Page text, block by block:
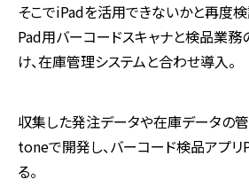
そこでiPadを活用できないかと再度検
Pad用バーコードスキャナと検品業
け、在庫管理システムと合わせ導入。
収集した発注データや在庫データの
toneで開発し、バーコード検品アプ
る。